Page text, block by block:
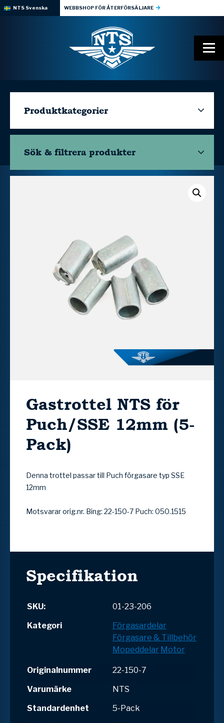
NTS Svenska WEBBSHOP FÖR ÅTERFÖRSÄLJARE
Produktkategorier
Sök & filtrera produkter
Gastrottel NTS för
Puch/SSE 12mm (5-
Pack)
Denna trottel passar till Puch förgasare typ SSE
12mm
Motsvarar orig.nr. Bing: 22-150-7 Puch: 050.1515
Specifikation
SKU:
01-23-206
Kategori
Förgasardelar
Förgasare & Tillbehör
Mopeddelar Motor
Originalnummer
22-150-7
Varumärke
NTS
Standardenhet
5-Pack